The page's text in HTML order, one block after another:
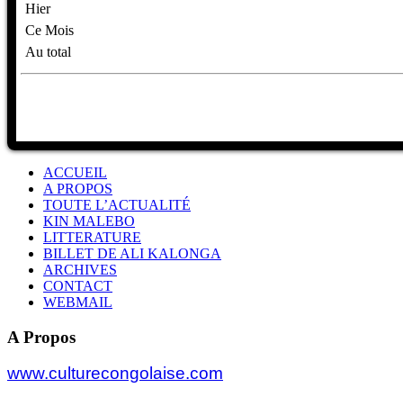
Hier
Ce Mois
Au total
ACCUEIL
A PROPOS
TOUTE L’ACTUALITÉ
KIN MALEBO
LITTERATURE
BILLET DE ALI KALONGA
ARCHIVES
CONTACT
WEBMAIL
A Propos
www.culturecongolaise.com